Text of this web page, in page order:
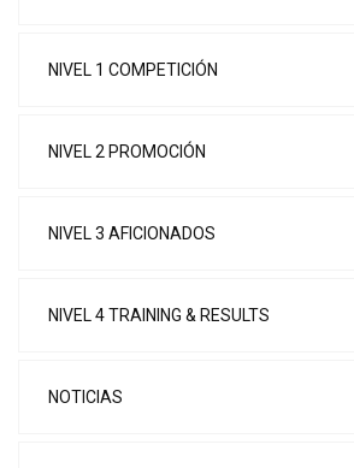
NIVEL 1 COMPETICIÓN
NIVEL 2 PROMOCIÓN
NIVEL 3 AFICIONADOS
NIVEL 4 TRAINING & RESULTS
NOTICIAS